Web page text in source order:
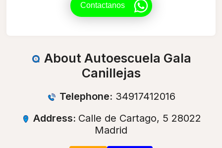
Contactanos
About Autoescuela Gala
Canillejas
Telephone: 34917412016
Address: Calle de Cartago, 5 28022
Madrid